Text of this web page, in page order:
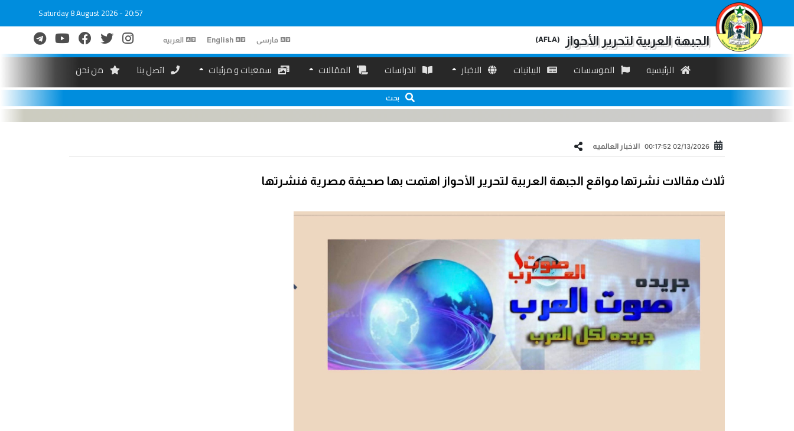
الجبهة العربية لتحرير الأحواز (AFLA) فارسی English العربیه
Saturday 8 August 2026 - 20:57
الرئیسیه الموسسات البیانیات الاخبار الدراسات المقالات سمعیات و مرئیات اتصل بنا من نحن
بحث
02/13/2026 00:17:52 الاخبار العالمیه
ثلاث مقالات نشرتها مواقع الجبهة العربية لتحرير الأحواز اهتمت بها صحيفة مصرية فنشرتها